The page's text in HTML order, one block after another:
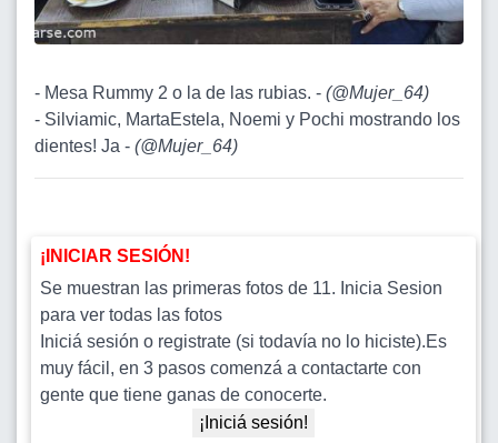
- Mesa Rummy 2 o la de las rubias. - (@Mujer_64)
- Silviamic, MartaEstela, Noemi y Pochi mostrando los
dientes! Ja - (@Mujer_64)
¡INICIAR SESIÓN!
Se muestran las primeras fotos de 11. Inicia Sesion
para ver todas las fotos
Iniciá sesión o registrate (si todavía no lo hiciste).Es
muy fácil, en 3 pasos comenzá a contactarte con
gente que tiene ganas de conocerte.
¡Iniciá sesión!